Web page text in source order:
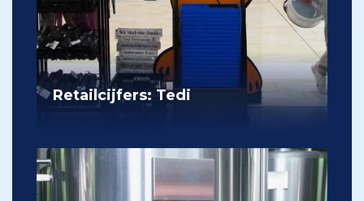
Retailcijfers: Tedi